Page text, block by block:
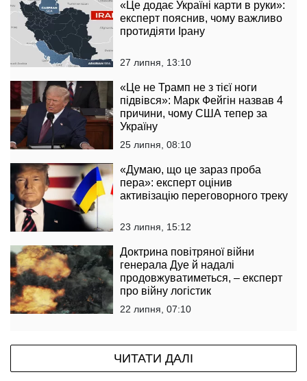
«Це додає Україні карти в руки»:
експерт пояснив, чому важливо
протидіяти Ірану
27 липня, 13:10
«Це не Трамп не з тієї ноги
підвівся»: Марк Фейгін назвав 4
причини, чому США тепер за
Україну
25 липня, 08:10
«Думаю, що це зараз проба
пера»: експерт оцінив
активізацію переговорного треку
23 липня, 15:12
Доктрина повітряної війни
генерала Дуе й надалі
продовжуватиметься, – експерт
про війну логістик
22 липня, 07:10
ЧИТАТИ ДАЛІ